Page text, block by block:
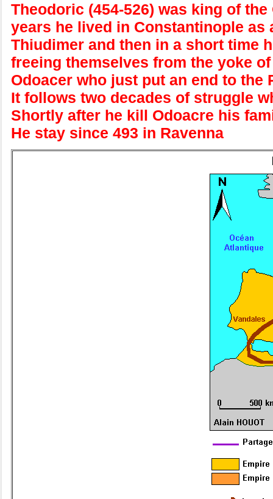
Theodoric (454-526) was king of
years he lived in Constantinople as
Thiudimer and then in a short time
freeing themselves from the yoke
Odoacer who just put an end to
It follows two decades of struggle
Shortly after he kill Odoacre his
He stay since 493 in Ravenna